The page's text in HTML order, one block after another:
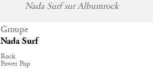
Nada Surf sur Albumrock
Groupe
Nada Surf
Rock
Power Pop